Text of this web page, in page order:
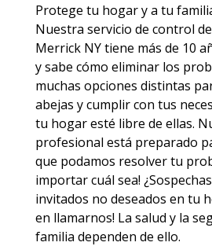
Protege tu hogar y a tu
Nuestra servicio de control
Merrick NYtiene más de 10
y sabe cómo eliminar los
muchas opciones distintas
abejas y cumplir con tus
tu hogar esté libre de ellas.
profesional está preparado
que podamos resolver tu
importar cuál sea!
invitados no deseados en tu
en llamarnos! La salud y la
familia dependen de ello.